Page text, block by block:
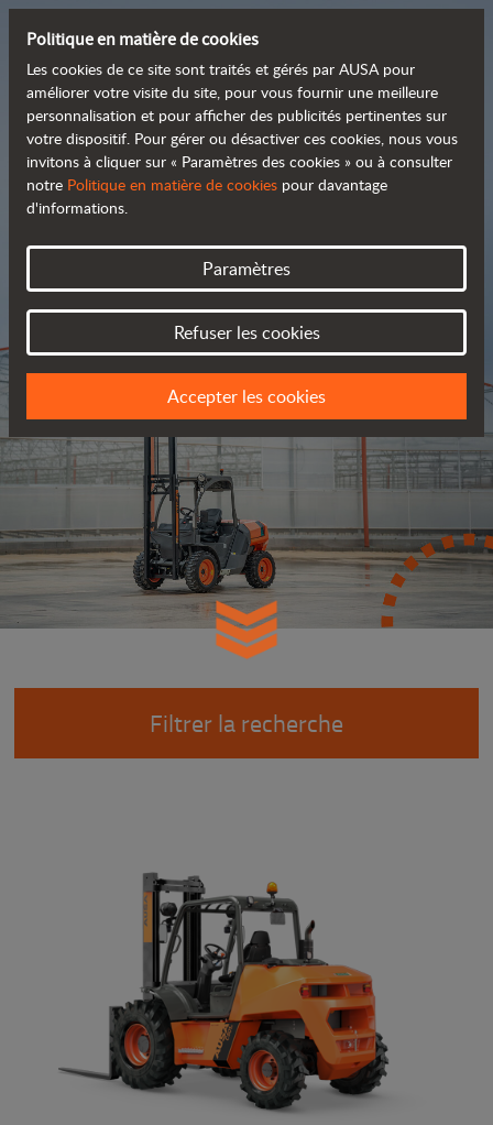
Découvrez notre large
gamme de produits
Catalogue
Filtrer la recherche
Politique en matière de cookies
Les cookies de ce site sont traités et gérés par AUSA pour
améliorer votre visite du site, pour vous fournir une meilleure
personnalisation et pour afficher des publicités pertinentes sur
votre dispositif. Pour gérer ou désactiver ces cookies, nous vous
invitons à cliquer sur « Paramètres des cookies » ou à consulter
notre Politique en matière de cookies pour davantage
d'informations.
Paramètres
Refuser les cookies
Accepter les cookies